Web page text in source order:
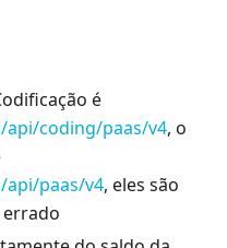
é
coding/paas/v4, o
paas/v4, eles são